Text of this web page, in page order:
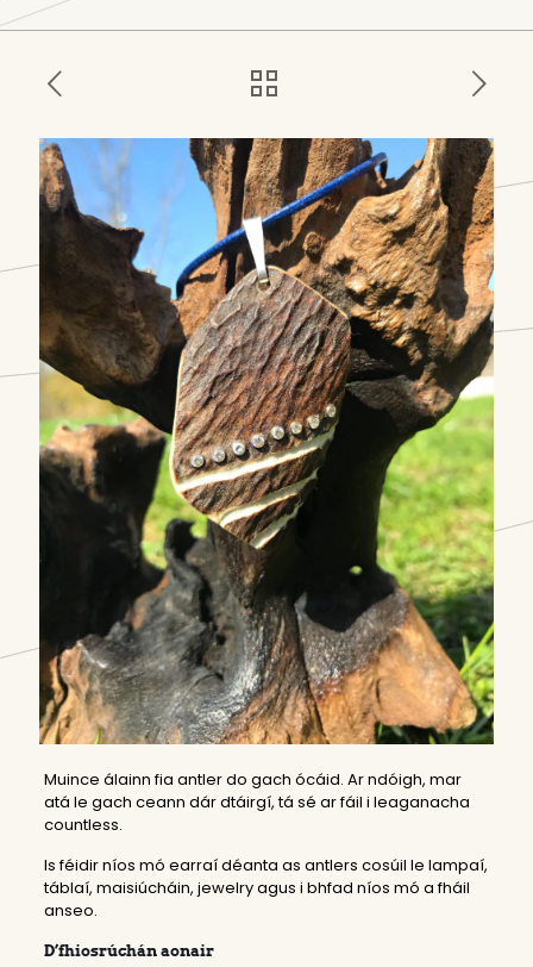
Muince álainn fia antler do gach ócáid. Ar ndóigh, mar
atá le gach ceann dár dtáirgí, tá sé ar fáil i leaganacha
countless.
Is féidir níos mó earraí déanta as antlers cosúil le lampaí,
táblaí, maisiúcháin, jewelryagus i bhfad níos mó a fháil
anseo.
D’fhiosrúchán aonair